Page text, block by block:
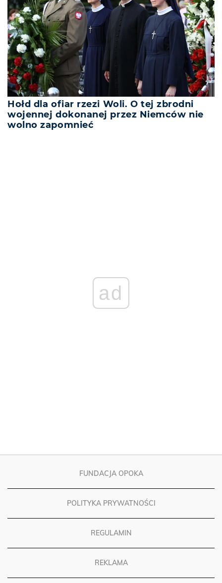
Hołd dla ofiar rzezi Woli. O tej zbrodni
wojennej dokonanej przez Niemców nie
wolno zapomnieć
FUNDACJA OPOKA
POLITYKA PRYWATNOŚCI
REGULAMIN
REKLAMA